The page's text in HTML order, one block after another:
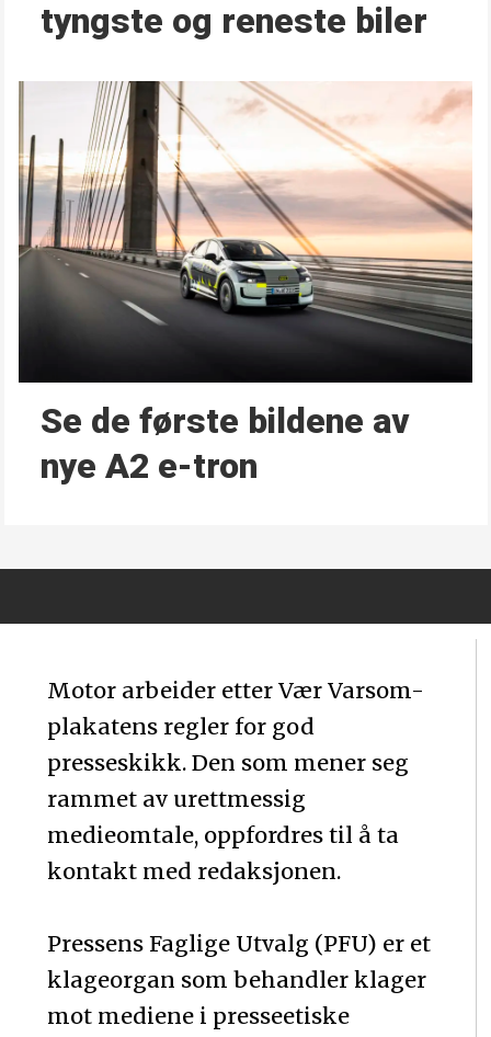
tyngste og reneste biler
Se de første bildene av
nye A2 e-tron
Motor arbeider etter Vær Varsom-
plakatens regler for god
presseskikk. Den som mener seg
rammet av urettmessig
medieomtale, oppfordres til å ta
kontakt med redaksjonen.
Pressens Faglige Utvalg (PFU) er et
klageorgan som behandler klager
mot mediene i presseetiske